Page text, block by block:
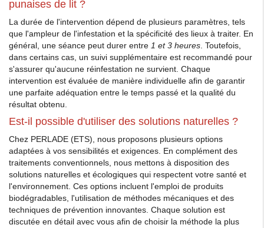
punaises de lit ?
La durée de l'intervention dépend de plusieurs paramètres, tels
que l'ampleur de l'infestation et la spécificité des lieux à traiter. En
général, une séance peut durer entre 1 et 3 heures. Toutefois,
dans certains cas, un suivi supplémentaire est recommandé pour
s'assurer qu'aucune réinfestation ne survient. Chaque
intervention est évaluée de manière individuelle afin de garantir
une parfaite adéquation entre le temps passé et la qualité du
résultat obtenu.
Est-il possible d'utiliser des solutions naturelles ?
Chez PERLADE (ETS), nous proposons plusieurs options
adaptées à vos sensibilités et exigences. En complément des
traitements conventionnels, nous mettons à disposition des
solutions naturelles et écologiques qui respectent votre santé et
l'environnement. Ces options incluent l'emploi de produits
biodégradables, l'utilisation de méthodes mécaniques et des
techniques de prévention innovantes. Chaque solution est
discutée en détail avec vous afin de choisir la méthode la plus